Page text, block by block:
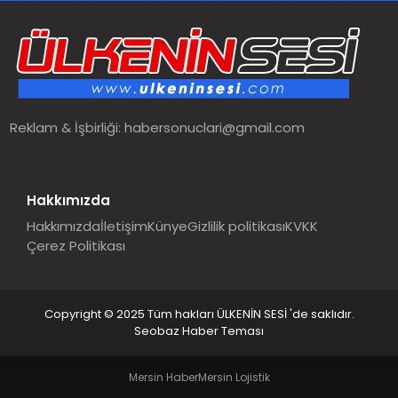
SPOR
TEKNOLOJI
YAŞAM
Reklam & İşbirliği:habersonuclari@gmail.com
Hakkımızda
HakkımızdaİletişimKünyeGizlilik politikasıKVKK
Çerez Politikası
Copyright © 2025 Tüm hakları ÜLKENİN SESİ 'de saklıdır.
Seobaz Haber Teması
Mersin HaberMersin Lojistik